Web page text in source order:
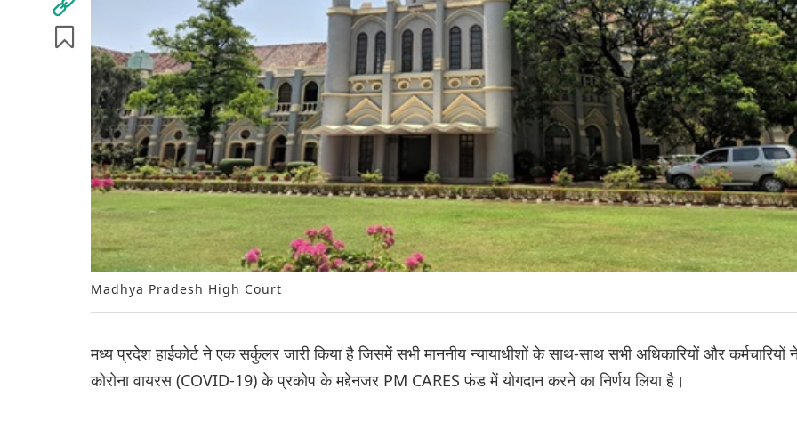
Madhya Pradesh High Court
मध्य प्रदेश हाईकोर्ट ने एक सर्कुलर जारी किया है जिसमें सभी माननीय न्यायाधीशों के साथ-साथ सभी अधिकारियों और कर्मचारियों
कोरोना वायरस (COVID-19) के प्रकोप के मद्देनजर PM CARES फंड में योगदान करने का निर्णय लिया है।